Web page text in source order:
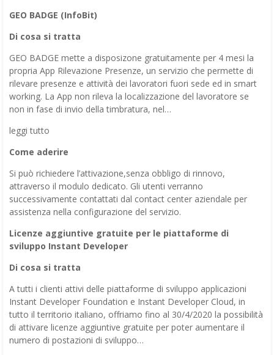
GEO BADGE (InfoBit)
Di cosa si tratta
GEO BADGE mette a disposizone gratuitamente per 4 mesi la
propria App Rilevazione Presenze, un servizio che permette di
rilevare presenze e attività dei lavoratori fuori sede ed in smart
working. La App non rileva la localizzazione del lavoratore se
non in fase di invio della timbratura, nel…
leggi tutto
Come aderire
Si può richiedere l’attivazione,senza obbligo di rinnovo,
attraverso il modulo dedicato. Gli utenti verranno
successivamente contattati dal contact center aziendale per
assistenza nella configurazione del servizio.
Licenze aggiuntive gratuite per le piattaforme di
sviluppo Instant Developer
Di cosa si tratta
A tutti i clienti attivi delle piattaforme di sviluppo applicazioni
Instant Developer Foundation e Instant Developer Cloud, in
tutto il territorio italiano, offriamo fino al 30/4/2020 la possibilità
di attivare licenze aggiuntive gratuite per poter aumentare il
numero di postazioni di sviluppo…